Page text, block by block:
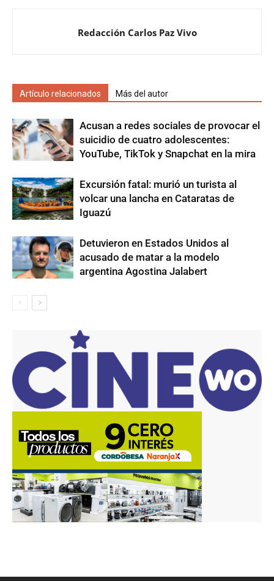
Redacción Carlos Paz Vivo
Artículo relacionados Más del autor
Acusan a redes sociales de provocar el
suicidio de cuatro adolescentes:
YouTube, TikTok y Snapchat en la mira
Excursión fatal: murió un turista al
volcar una lancha en Cataratas de
Iguazú
Detuvieron en Estados Unidos al
acusado de matar a la modelo
argentina Agostina Jalabert